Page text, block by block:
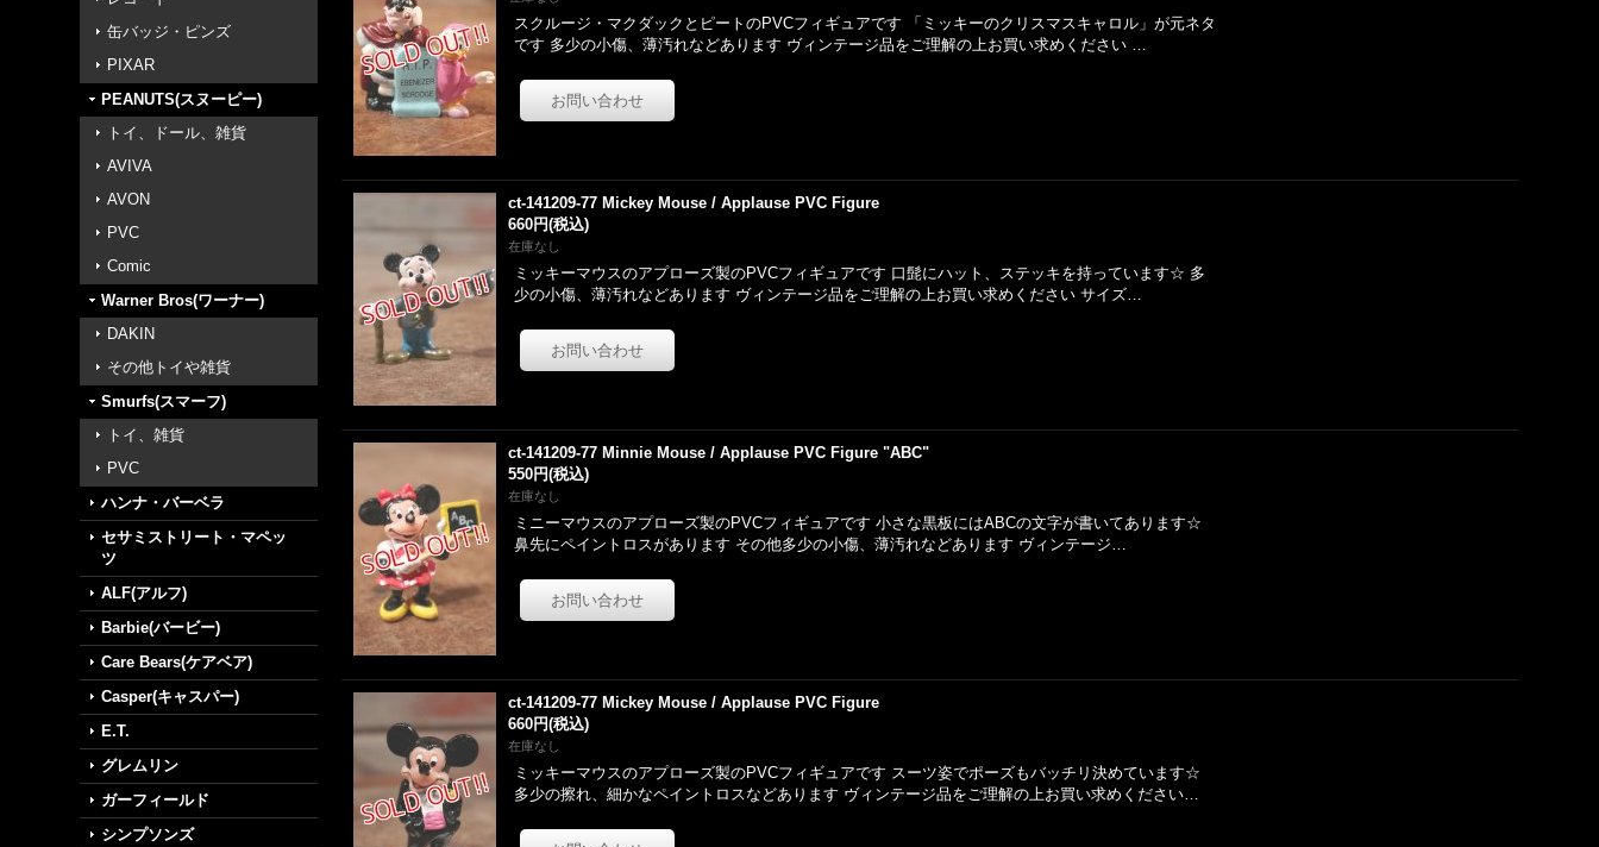
缶バッジ・ピンズ
PIXAR
PEANUTS(スヌーピー)
トイ、ドール、雑貨
AVIVA
AVON
PVC
Comic
Warner Bros(ワーナー)
DAKIN
その他トイや雑貨
Smurfs(スマーフ)
トイ、雑貨
PVC
ハンナ・バーベラ
セサミストリート・マペッ
ツ
ALF(アルフ)
Barbie(バービー)
Care Bears(ケアベア)
Casper(キャスパー)
E.T.
グレムリン
ガーフィールド
シンプソンズ
スクルージ・マクダックとピートのPVCフィギュアです 「ミッキーのクリスマスキャロル」が元ネタ
です 多少の小傷、薄汚れなどあります ヴィンテージ品をご理解の上お買い求めください …
ct-141209-77 Mickey Mouse / Applause PVC Figure
660円(税込)
在庫なし
ミッキーマウスのアプローズ製のPVCフィギュアです 口髭にハット、ステッキを持っています☆ 多
少の小傷、薄汚れなどあります ヴィンテージ品をご理解の上お買い求めください サイズ…
ct-141209-77 Minnie Mouse / Applause PVC Figure "ABC"
550円(税込)
在庫なし
ミニーマウスのアプローズ製のPVCフィギュアです 小さな黒板にはABCの文字が書いてあります☆
鼻先にペイントロスがあります その他多少の小傷、薄汚れなどあります ヴィンテージ…
ct-141209-77 Mickey Mouse / Applause PVC Figure
660円(税込)
在庫なし
ミッキーマウスのアプローズ製のPVCフィギュアです スーツ姿でポーズもバッチリ決めています☆
多少の擦れ、細かなペイントロスなどあります ヴィンテージ品をご理解の上お買い求めください…